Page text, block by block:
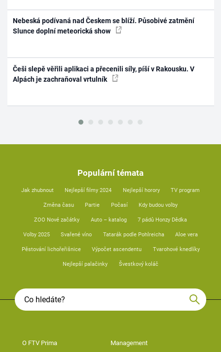
Nebeská podívaná nad Českem se blíží. Působivé zatmění
Slunce doplní meteorická show
Češi slepě věřili aplikaci a přecenili síly, píší v Rakousku. V
Alpách je zachraňoval vrtulník
Populární témata
Jak zhubnout Nejlepší filmy 2024 Nejlepší horory TV program
Změna času Partie Počasí Kdy budou volby
ZOO Nové začátky Auto – katalog 7 pádů Honzy Dědka
Volby 2025 Svařené víno Tatarák podle Pohlreicha Aloe vera
Pěstování lichořeřišnice Výpočet ascendentu Tvarohové knedlíky
Nejlepší palačinky Švestkový koláč
O FTV Prima Management